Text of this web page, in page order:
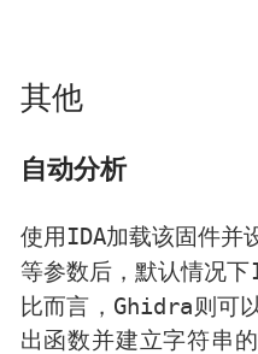
其他
自动分析
使用 IDA加载该固件并
等参数后，默认情况下
比而言， Ghidra 则可
出函数并建立字符串